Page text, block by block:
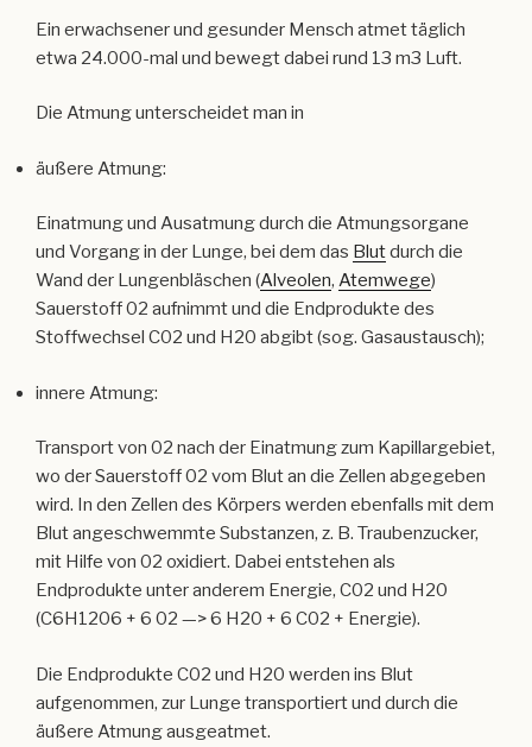
Ein erwachsener und gesunder Mensch atmet täglich
etwa 24.000-mal und bewegt dabei rund 13 m3 Luft.
Die Atmung unterscheidet man in
äußere Atmung:
Einatmung und Ausatmung durch die Atmungsorgane
und Vorgang in der Lunge, bei dem das Blutdurch die
Wand der Lungenbläschen (Alveolen, Atemwege)
Sauerstoff 02 aufnimmt und die Endprodukte des
Stoffwechsel C02 und H20 abgibt (sog. Gasaustausch);
innere Atmung:
Transport von 02 nach der Einatmung zum Kapillargebiet,
wo der Sauerstoff 02 vom Blut an die Zellen abgegeben
wird. In den Zellen des Körpers werden ebenfalls mit dem
Blut angeschwemmte Substanzen, z. B. Traubenzucker,
mit Hilfe von 02 oxidiert. Dabei entstehen als
Endprodukte unter anderem Energie, C02 und H20
(C6H1206 + 6 02 —> 6 H20 + 6 C02 + Energie).
Die Endprodukte C02 und H20 werden ins Blut
aufgenommen, zur Lunge transportiert und durch die
äußere Atmung ausgeatmet.